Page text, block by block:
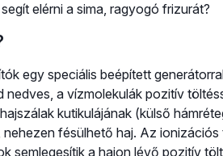
elérni a sima, ragyogó frizurát?
egy speciális beépített
a vízmolekulák pozitív
kutikulájának (külső
fésülhető haj. Az
semlegesítik a hajon lévő pozitív